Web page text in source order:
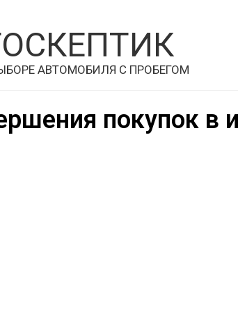
АВТОМОБИЛЯ С ПРОБЕГОМ
покупок в